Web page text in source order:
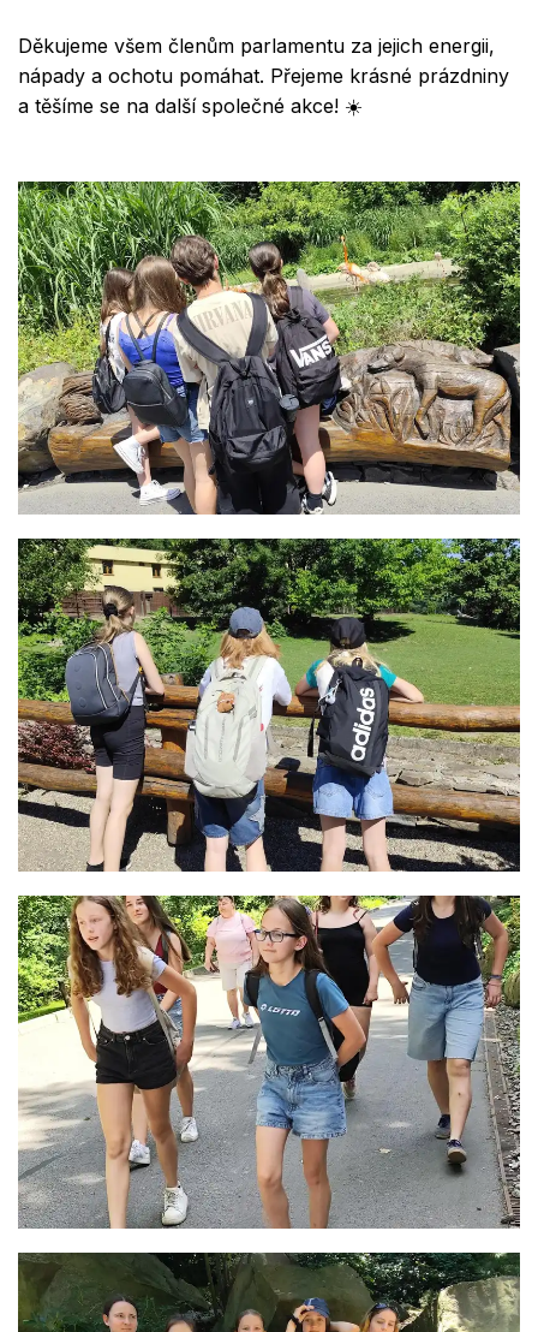
Děkujeme všem členům parlamentu za jejich energii,
nápady a ochotu pomáhat. Přejeme krásné prázdniny
a těšíme se na další společné akce! ☀️